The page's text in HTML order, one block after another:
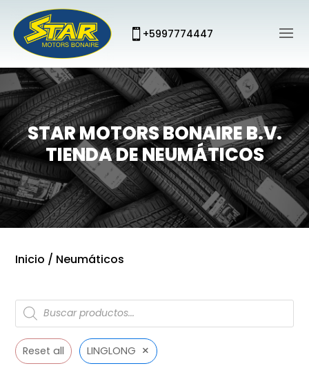
+5997774447
STAR MOTORS BONAIRE B.V.
TIENDA DE NEUMÁTICOS
Inicio / Neumáticos
Búsqueda
de
productos
Reset all LINGLONG ×